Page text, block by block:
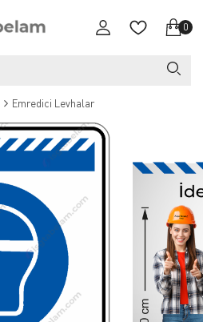
0
Emredici Levhalar